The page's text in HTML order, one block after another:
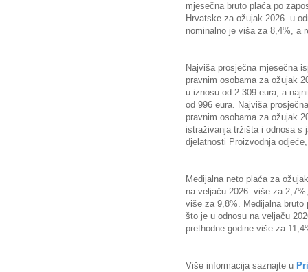
mjesečna bruto plaća po
Hrvatske za ožujak 2026. u
nominalno je viša za 8,4%, a
Najviša prosječna mjesečna
pravnim osobama za ožujak
u iznosu od 2 309 eura, a
od 996 eura. Najviša
pravnim osobama za ožujak
istraživanja tržišta i odnosa s
djelatnosti Proizvodnja
Medijalna neto plaća za
na veljaču 2026. više za
više za 9,8%. Medijalna bruto
što je u odnosu na veljaču
prethodne godine više za
Više informacija saznajte u